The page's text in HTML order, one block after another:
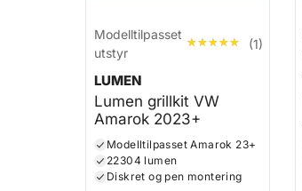
Modelltilpasset
utstyr
★★★★★
★★★★★ (1)
LUMEN
Lumen grillkit VW
Amarok 2023+
Modelltilpasset Amarok 23+
22304 lumen
Diskret og pen montering